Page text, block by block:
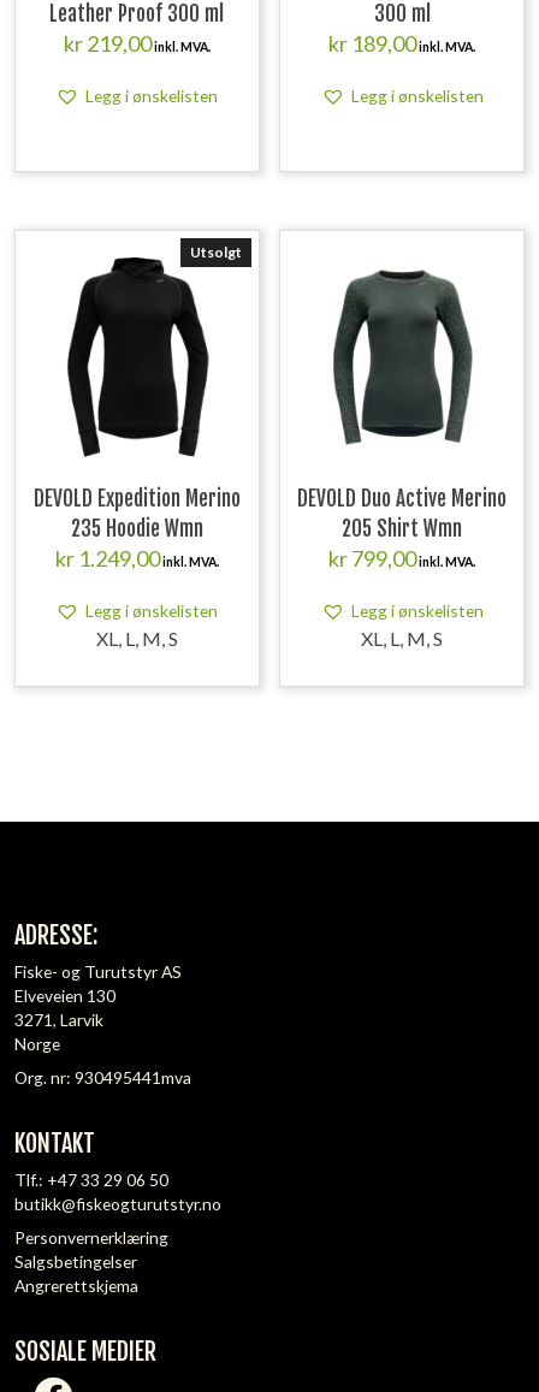
Leather Proof 300 ml
kr219,00inkl. MVA.
Legg i ønskelisten
300 ml
kr 189,00inkl. MVA.
Legg i ønskelisten
Utsolgt
DEVOLD Expedition Merino
235 Hoodie Wmn
kr1.249,00inkl. MVA.
Legg i ønskelisten
XL, L, M, S
DEVOLD Duo Active Merino
205 Shirt Wmn
kr799,00inkl. MVA.
Legg i ønskelisten
XL, L, M, S
ADRESSE:
Fiske- og Turutstyr AS
Elveveien 130
3271, Larvik
Norge
Org. nr: 930495441mva
KONTAKT
Tlf.: +47 33 29 06 50
butikk@fiskeogturutstyr.no
Personvernerklæring
Salgsbetingelser
Angrerettskjema
SOSIALE MEDIER